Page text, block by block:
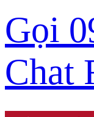
Gọi
Chat